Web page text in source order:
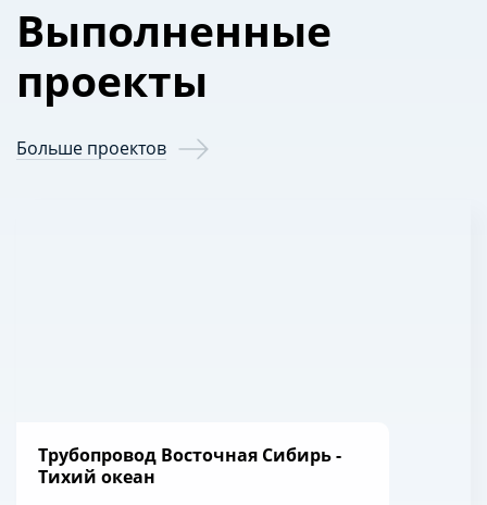
Выполненные
проекты
Больше проектов
Трубопровод Восточная Сибирь -
Тихий океан